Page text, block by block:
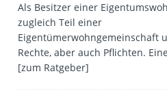
Als Besitzer einer
zugleich Teil einer
Eigentümerwohngemeinschaft
Rechte, aber auch Pflichten.
[zum Ratgeber]